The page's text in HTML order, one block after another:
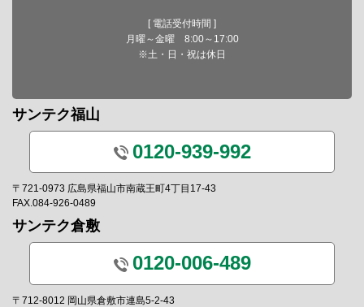
[ 電話受付時間 ]
月曜～金曜 8:00～17:00
※土・日・祝は休日
サンテク福山
0120-939-992
〒721-0973 広島県福山市南蔵王町4丁目17-43
FAX.084-926-0489
サンテク倉敷
0120-006-489
〒712-8012 岡山県倉敷市連島5-2-43